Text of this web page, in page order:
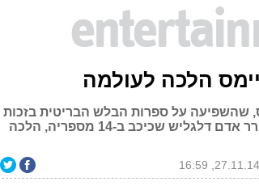
הלכה לעולמה
שהשפיעה על ספרות הבלש הבריטית בזכות
דמותו של החוקר והמשורר אדם דלגליש שכיכב ב-14 מספריה, הלכה